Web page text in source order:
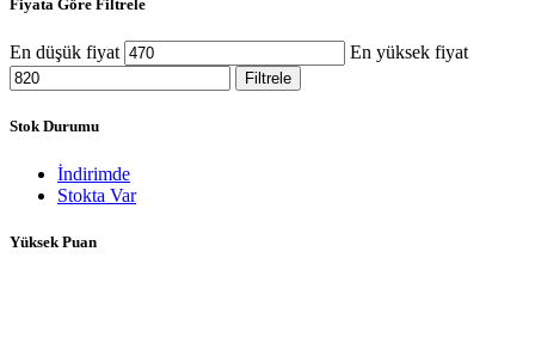
Fiyata Göre Filtrele
En düşük fiyat En yüksek fiyat
Filtrele
Stok Durumu
İndirimde
Stokta Var
Yüksek Puan